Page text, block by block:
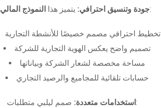
جودة وتنسيق احترافي: يتميز هذا النموذج المالي بـ:
تخطيط احترافي مصمم خصيصًا للأنشطة التجارية
تصميم واضح يعكس الهوية التجارية للشركة
مساحة مخصصة لشعار الشركة وبياناتها
حسابات تلقائية للمجاميع والرصيد التجاري
استخدامات متعددة:صمم ليلبي متطلبات: